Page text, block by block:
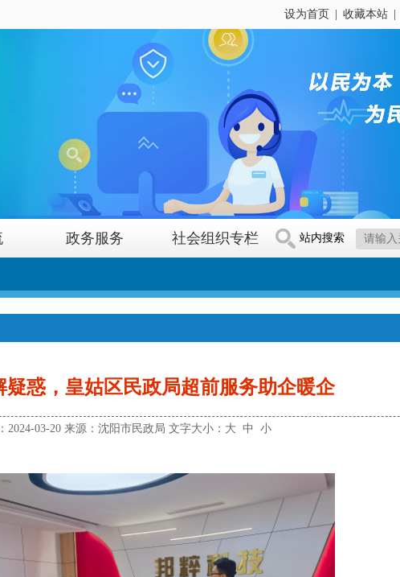
设为首页 收藏本站
政务服务 社会组织专栏 站内搜索
疑惑，皇姑区民政局超前服务助企暖企
2024-03-20 来源：沈阳市民政局 文字大小： 大 中 小